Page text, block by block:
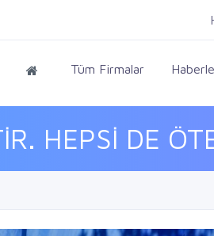
Tüm Firmalar
HEPSİ DE